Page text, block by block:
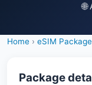
🌐
Home › eSIM
Package